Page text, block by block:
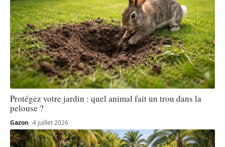
Protégez votre jardin : quel animal fait un trou dans la
pelouse ?
Gazon 4 juillet 2026